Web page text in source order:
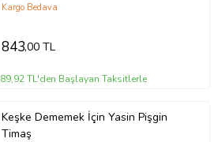
Kargo Bedava
843,00 TL
89,92 TL'den Başlayan Taksitlerle
Keşke Dememek İçin Yasin Pişgin
Timaş